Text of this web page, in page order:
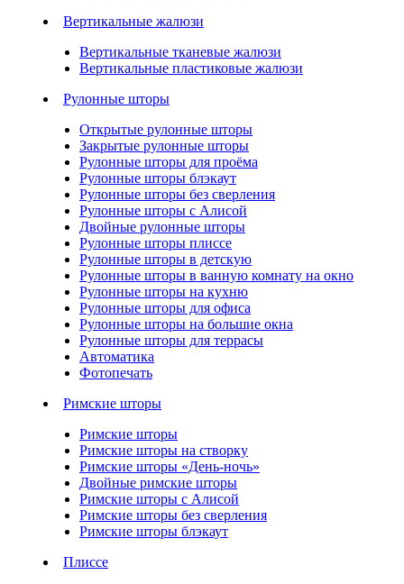
Вертикальные жалюзи
Вертикальные тканевые жалюзи
Вертикальные пластиковые жалюзи
Рулонные шторы
Открытые рулонные шторы
Закрытые рулонные шторы
Рулонные шторы для проёма
Рулонные шторы блэкаут
Рулонные шторы без сверления
Рулонные шторы с Алисой
Двойные рулонные шторы
Рулонные шторы плиссе
Рулонные шторы в детскую
Рулонные шторы в ванную комнату на окно
Рулонные шторы на кухню
Рулонные шторы для офиса
Рулонные шторы на большие окна
Рулонные шторы для террасы
Автоматика
Фотопечать
Римские шторы
Римские шторы
Римские шторы на створку
Римские шторы «День-ночь»
Двойные римские шторы
Римские шторы с Алисой
Римские шторы без сверления
Римские шторы блэкаут
Плиссе